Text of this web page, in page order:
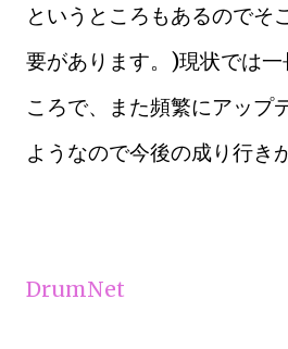
というところもあるのでそ
要があります。)現状では一
ころで、また頻繁にアップ
ようなので今後の成り行き
DrumNet